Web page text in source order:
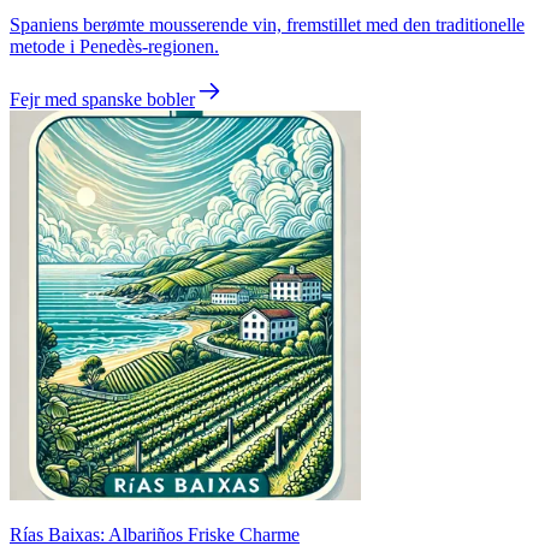
Spaniens berømte mousserende vin, fremstillet med den traditionelle
metode i Penedès-regionen.
Fejr med spanske bobler
Rías Baixas: Albariños Friske Charme